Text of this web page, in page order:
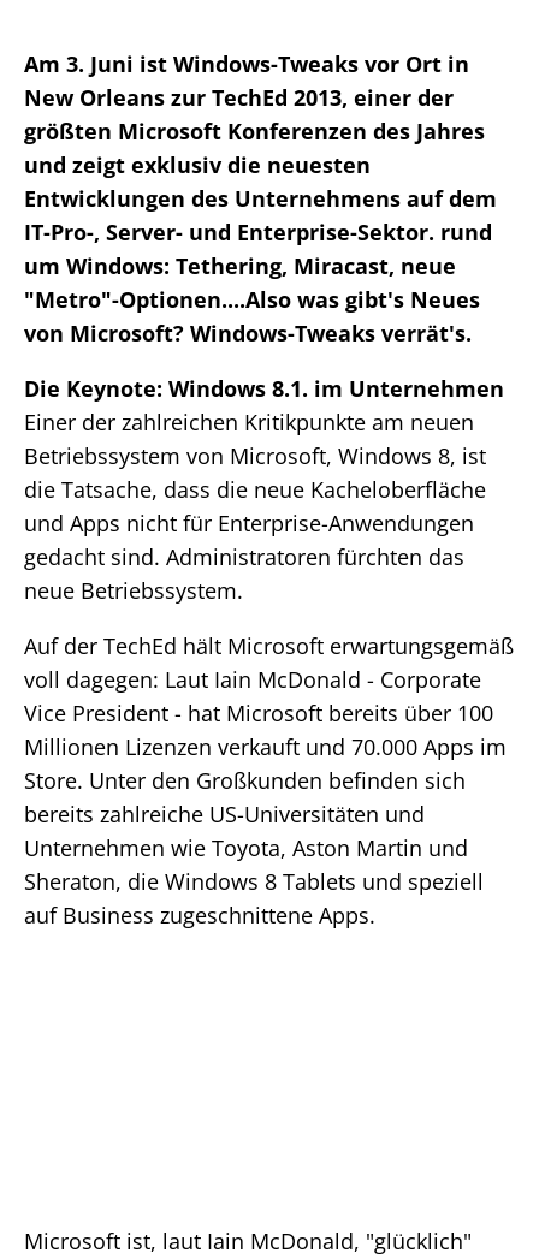
Am 3. Juni ist Windows-Tweaks vor Ort in
New Orleans zur TechEd 2013, einer der
größten Microsoft Konferenzen des Jahres
und zeigt exklusiv die neuesten
Entwicklungen des Unternehmens auf dem
IT-Pro-, Server- und Enterprise-Sektor. rund
um Windows: Tethering, Miracast, neue
"Metro"-Optionen....Also was gibt's Neues
von Microsoft? Windows-Tweaks verrät's.
Die Keynote: Windows 8.1. im Unternehmen
Einer der zahlreichen Kritikpunkte am neuen
Betriebssystem von Microsoft, Windows 8, ist
die Tatsache, dass die neue Kacheloberfläche
und Apps nicht für Enterprise-Anwendungen
gedacht sind. Administratoren fürchten das
neue Betriebssystem.
Auf der TechEd hält Microsoft erwartungsgemäß
voll dagegen: Laut Iain McDonald - Corporate
Vice President - hat Microsoft bereits über 100
Millionen Lizenzen verkauft und 70.000 Apps im
Store. Unter den Großkunden befinden sich
bereits zahlreiche US-Universitäten und
Unternehmen wie Toyota, Aston Martin und
Sheraton, die Windows 8 Tablets und speziell
auf Business zugeschnittene Apps.
Microsoft ist, laut Iain McDonald, "glücklich"